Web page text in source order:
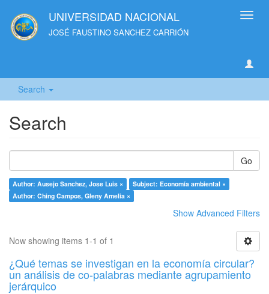
UNIVERSIDAD NACIONAL
JOSÉ FAUSTINO SANCHEZ CARRIÓN
Search
Search
Go
Author: Ausejo Sanchez, Jose Luis ×
Subject: Economía ambiental ×
Author: Ching Campos, Gleny Amelia ×
Show Advanced Filters
Now showing items 1-1 of 1
¿Qué temas se investigan en la economía circular?
un análisis de co-palabras mediante agrupamiento
jerárquico